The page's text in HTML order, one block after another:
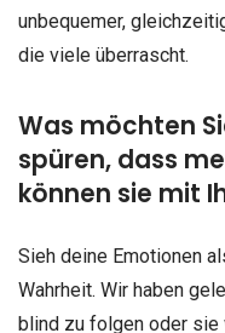
unbequemer,
die viele überrascht.
Was möchten
spüren, dass
können sie mit
Sieh deine Emotionen
Wahrheit. Wir haben
blind zu folgen oder